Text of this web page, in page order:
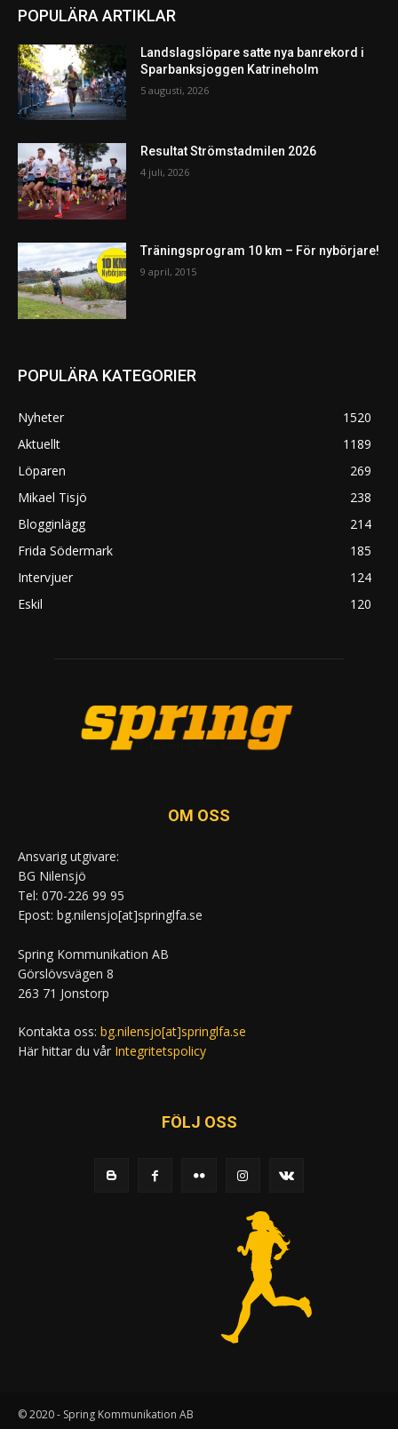
POPULÄRA ARTIKLAR
Landslagslöpare satte nya banrekord i
Sparbanksjoggen Katrineholm
5 augusti, 2026
Resultat Strömstadmilen 2026
4 juli, 2026
Träningsprogram 10 km – För nybörjare!
9 april, 2015
POPULÄRA KATEGORIER
Nyheter
1520
Aktuellt
1189
Löparen
269
Mikael Tisjö
238
Blogginlägg
214
Frida Södermark
185
Intervjuer
124
Eskil
120
OM OSS
Ansvarig utgivare:
BG Nilensjö
Tel: 070-226 99 95
Epost: bg.nilensjo[at]springlfa.se
Spring Kommunikation AB
Görslövsvägen 8
263 71 Jonstorp
Kontakta oss: bg.nilensjo[at]springlfa.se
Här hittar du vår Integritetspolicy
FÖLJ OSS
© 2020 - Spring Kommunikation AB